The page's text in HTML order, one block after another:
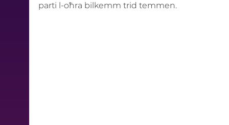
parti l-oħra bilkemm trid temmen.